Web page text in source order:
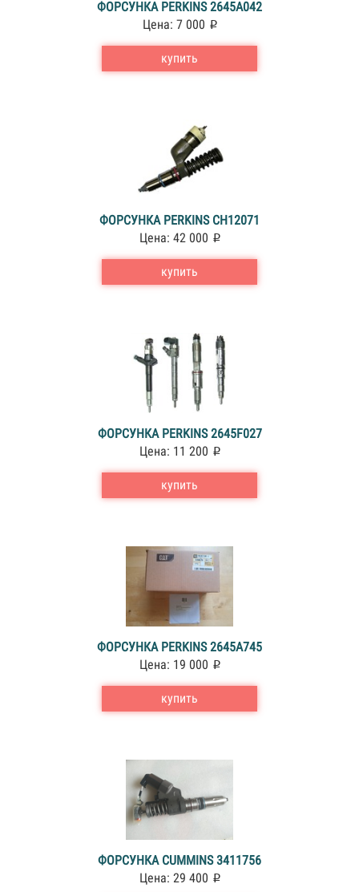
ФОРСУНКА PERKINS 2645A042
Цена: 7 000
купить
ФОРСУНКА PERKINS CH12071
Цена: 42 000
купить
ФОРСУНКА PERKINS 2645F027
Цена: 11 200
купить
ФОРСУНКА PERKINS 2645A745
Цена: 19 000
купить
ФОРСУНКА CUMMINS 3411756
Цена: 29 400